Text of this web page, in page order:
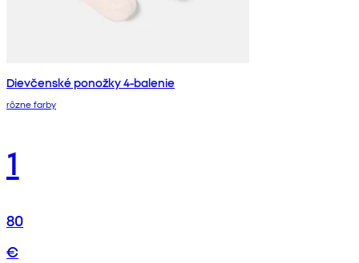
Dievčenské ponožky 4-balenie
rôzne farby
1
80
€